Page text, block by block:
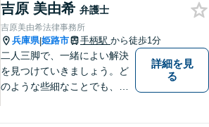
い社会になるためのお力にな
ることができればと考えてい
ます。 お気軽にご相談くださ
い。
吉原 美由希 弁護士
吉原美由希法律事務所
兵庫県|姫路市 手柄駅 から徒歩1分
二人三脚で、一緒によい解決
を見つけていきましょう。ど
のような些細なことでも、ま
詳細を見
る